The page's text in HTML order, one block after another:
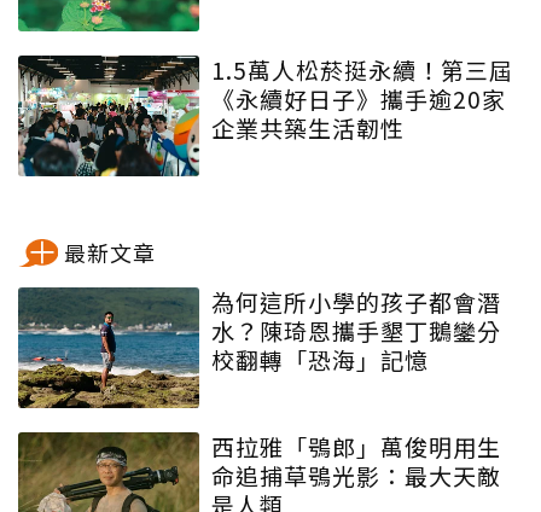
1.5萬人松菸挺永續！第三屆
《永續好日子》攜手逾20家
企業共築生活韌性
最新文章
為何這所小學的孩子都會潛
水？陳琦恩攜手墾丁鵝鑾分
校翻轉「恐海」記憶
西拉雅「鴞郎」萬俊明用生
命追捕草鴞光影：最大天敵
是人類